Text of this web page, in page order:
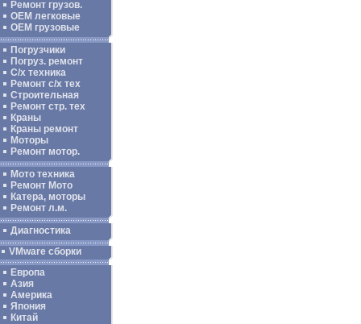
Ремонт грузов.
ОЕМ легковые
OEM грузовые
Погрузчики
Погруз. ремонт
С/х техника
Ремонт с/х тех
Строительная
Ремонт стр. тех
Краны
Краны ремонт
Моторы
Ремонт мотор.
Мото техника
Ремонт Мото
Катера, моторы
Ремонт л.м.
Диагностика
VMware сборки
Европа
Азия
Америка
Япония
Китай